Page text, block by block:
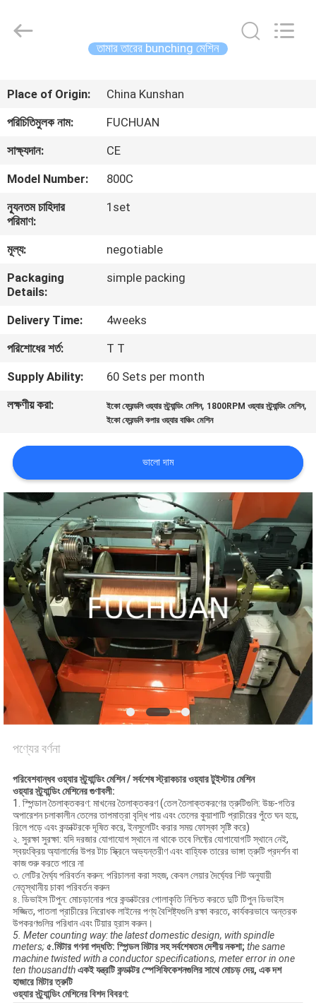
পণ্য
ভিআর
আমাদের
কারখানা
পরিদর্শন
নিয়ন্ত্রণ
আমাদের
সাথে
যোগাযোগ
খবর
মামলা
সাইট
ম্যাপ
PRIVACY
POLICY
and
Mechanical
তামার তারের bunching মেশিন
Place of Origin:
China Kunshan
পরিচিতিমুলক নাম:
FUCHUAN
সাক্ষ্যদান:
CE
Model Number:
800C
ন্যূনতম চাহিদার
পরিমাণ:
1set
মূল্য:
negotiable
Packaging
Details:
simple packing
Delivery Time:
4weeks
পরিশোধের শর্ত:
T T
Supply Ability:
60 Sets per month
লক্ষণীয় করা:
ইকো ফ্রেন্ডলি ওয়্যার স্ট্র্যান্ডিং মেশিন, 1800RPM ওয়্যার স্ট্র্যান্ডিং মেশিন,
ইকো ফ্রেন্ডলি কপার ওয়্যার বাঞ্চিং মেশিন
ভালো দাম
পণ্যের বর্ণনা
পরিবেশবান্ধব ওয়্যার স্ট্র্যান্ডিং মেশিন / সর্বশেষ স্ট্রাকচার ওয়্যার টুইস্টার মেশিন
ওয়্যার স্ট্র্যান্ডিং মেশিনের গুণাবলী:
1. স্পিন্ডাল তৈলাক্তকরণ: মাখনের তৈলাক্তকরণ (তেল তৈলাক্তকরণের ত্রুটিগুলি: উচ্চ-গতির
অপারেশন চলাকালীন তেলের তাপমাত্রা বৃদ্ধি পায় এবং তেলের কুয়াশাটি প্রাচীরের পুঁতে ঘন হয়ে,
রিলে পড়ে এবং কন্ডাক্টরকে দূষিত করে, ইনসুলেটিং করার সময় ফোস্কা সৃষ্টি করে)
২. সুরক্ষা সুরক্ষা: যদি দরজার যোগাযোগ স্থানে না থাকে তবে লিফ্টের যোগাযোগটি স্থানে নেই,
স্বয়ংক্রিয় অ্যালার্মের উপর টাচ স্ক্রিনে অভ্যন্তরীণ এবং বাহ্যিক তারের ভাঙ্গা ত্রুটি প্রদর্শন বা
কাজ শুরু করতে পারে না
৩. লেটির দৈর্ঘ্য পরিবর্তন করুন: পরিচালনা করা সহজ, কেবল লেয়ার দৈর্ঘ্যের শিট অনুযায়ী
নেতৃস্থানীয় চাকা পরিবর্তন করুন
৪. ডিভাইস টিপুন: মোচড়ানোর পরে কন্ডাক্টরের গোলাকৃতি নিশ্চিত করতে দুটি টিপুন ডিভাইস
সজ্জিত, পাতলা প্রাচীরের নিরোধক লাইনের পণ্য বৈশিষ্ট্যগুলি রক্ষা করতে, কার্যকরভাবে অন্তরক
উপকরণগুলির পরিধান এবং টিয়ার হ্রাস করুন।
5. Meter counting way: the latest domestic design, with spindle
meters;৫.মিটার গণনা পদ্ধতি: স্পিন্ডল মিটার সহ সর্বশেষতম দেশীয় নকশা; the same
machine twisted with a conductor specifications, meter error in one
ten thousandthএকই যন্ত্রটি কন্ডাক্টর স্পেসিফিকেশনগুলির সাথে মোচড় দেয়, এক দশ
হাজারে মিটার ত্রুটি
ওয়্যার স্ট্র্যান্ডিং মেশিনের বিশদ বিবরণ: